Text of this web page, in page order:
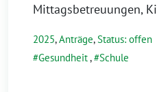
Mittagsbetreuungen,
2025,Anträge,Status: offen
Gesundheit, Schule